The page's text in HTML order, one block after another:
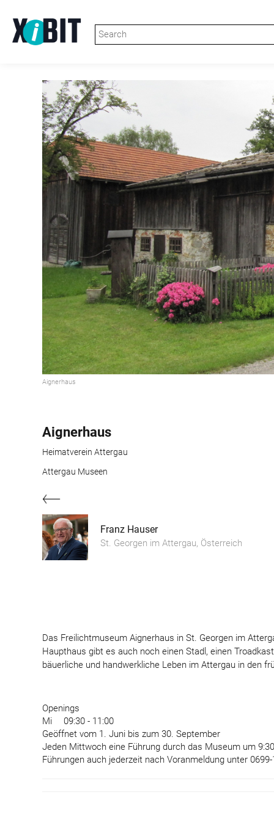
Aignerhaus
Aignerhaus
Heimatverein Attergau
Attergau Museen
Franz Hauser
St. Georgen im Attergau, Österreich
Das Freilichtmuseum Aignerhaus in St. Georgen im
Haupthaus gibt es auch noch einen Stadl, einen
bäuerliche und handwerkliche Leben im Attergau in den
Openings
Mi
09:30 - 11:00
Geöffnet vom 1. Juni bis zum 30. September
Jeden Mittwoch eine Führung durch das Museum um
Führungen auch jederzeit nach Voranmeldung unter